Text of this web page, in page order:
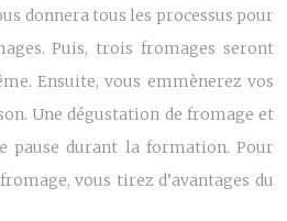
donnera tous les processus pour
Puis, trois fromages seront
Ensuite, vous emmènerez vos
Une dégustation de fromage et
pause durant la formation. Pour
vous tirez d’avantages du